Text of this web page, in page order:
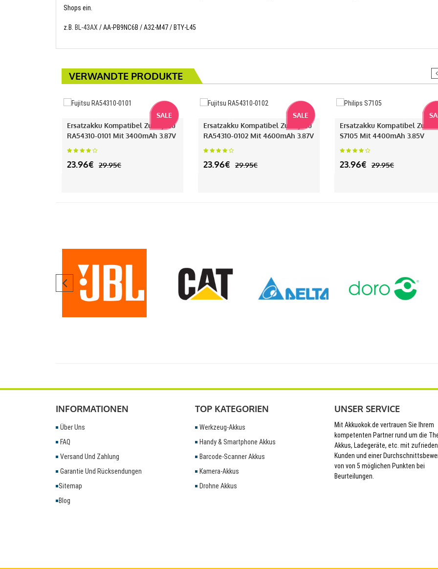
Shops ein.
z.B. BL-43AX / AA-PB9NC6B / A32-M47 / BTY-L45
VERWANDTE PRODUKTE
SALE
Ersatzakku Kompatibel Zu Fujitsu
RA54310-0101 Mit 3400mAh 3.87V
23.96€ 29.95€
SALE
Ersatzakku Kompatibel Zu Fujitsu
RA54310-0102 Mit 4600mAh 3.87V
23.96€ 29.95€
Ersatzakku Kompatibel Zu
S7105 Mit 4400mAh 3.85V
23.96€ 29.95€
INFORMATIONEN
Über Uns
FAQ
Versand Und Zahlung
Garantie Und Rücksendungen
Sitemap
Blog
TOP KATEGORIEN
Werkzeug-Akkus
Handy & Smartphone Akkus
Barcode-Scanner Akkus
Kamera-Akkus
Drohne Akkus
UNSER SERVICE
Mit Akkuokok.de vertrauen Sie Ihrem
kompetenten Partner rund um die
Akkus, Ladegeräte, etc. mit
Kunden und einer
von von 5 möglichen Punkten bei
Beurteilungen.